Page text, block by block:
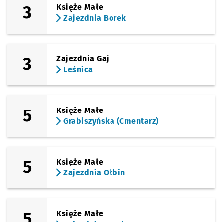
3
Księże Małe
Zajezdnia Borek
3
Zajezdnia Gaj
Leśnica
5
Księże Małe
Grabiszyńska (Cmentarz)
5
Księże Małe
Zajezdnia Ołbin
Księże Małe